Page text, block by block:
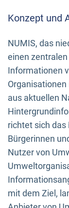
Konzept und
NUMIS, das
einen
Informationen
aus aktuellen
richtet sich das
Bürgerinnen
Nutzer von
mit dem Ziel,